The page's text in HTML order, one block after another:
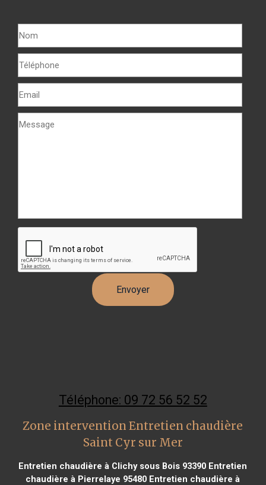
Téléphone: 09 72 56 52 52
Zone intervention Entretien chaudière
Saint Cyr sur Mer
Entretien chaudière à Clichy sous Bois 93390 Entretien
chaudière à Pierrelaye 95480 Entretien chaudière à